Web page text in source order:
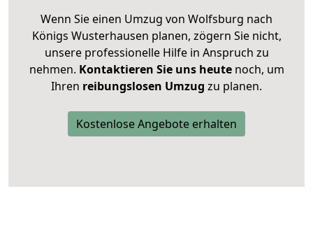
Wenn Sie einen Umzug von Wolfsburg nach
Königs Wusterhausen planen, zögern Sie nicht,
unsere professionelle Hilfe in Anspruch zu
nehmen. Kontaktieren Sie uns heutenoch, um
Ihren reibungslosen Umzug zu planen.
Kostenlose Angebote erhalten